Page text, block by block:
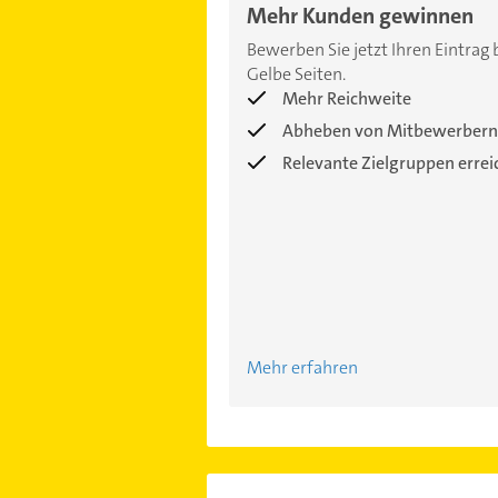
Mehr Kunden gewinnen
Bewerben Sie jetzt Ihren Eintrag
Gelbe Seiten.
Mehr Reichweite
Abheben von Mitbewerbern
Relevante Zielgruppen
Mehr erfahren